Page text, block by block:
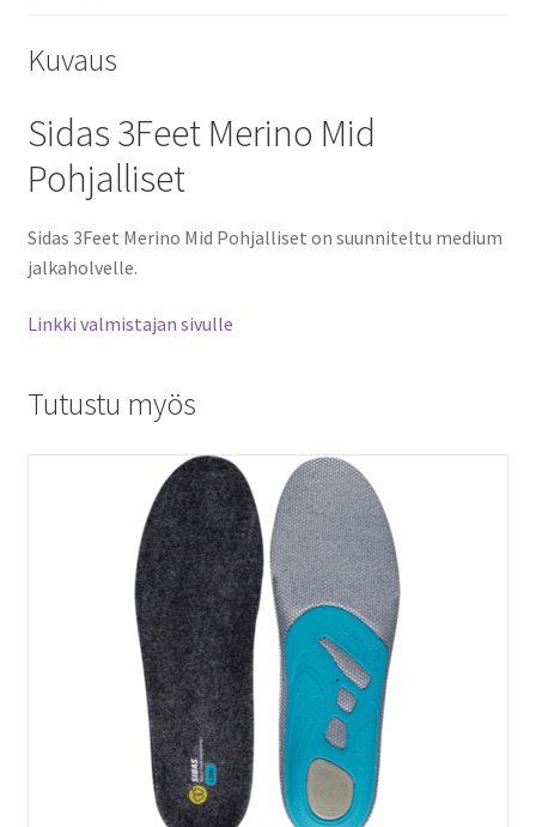
Kuvaus
Sidas 3Feet Merino Mid
Pohjalliset
Sidas 3Feet Merino Mid Pohjalliset on suunniteltu medium
jalkaholvelle.
Linkki valmistajan sivulle
Tutustu myös